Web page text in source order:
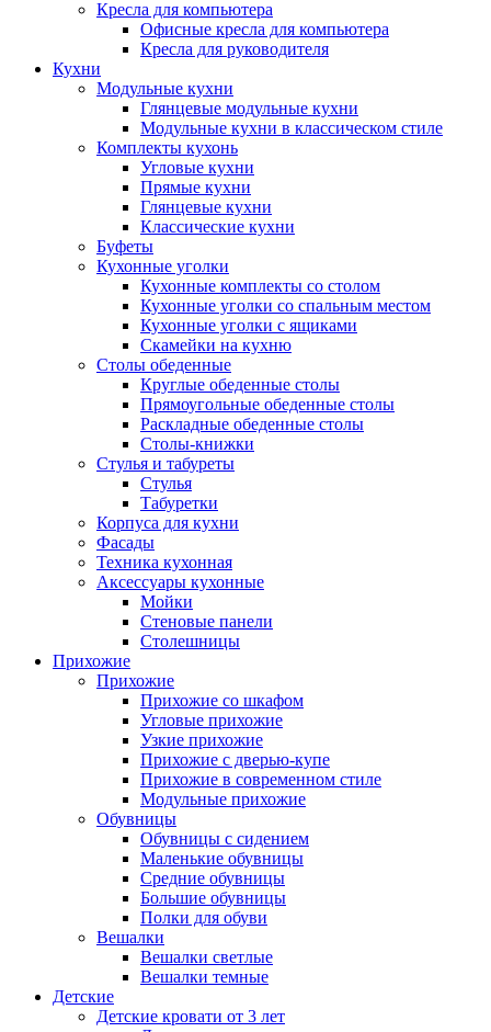
Кресла для компьютера
Офисные кресла для компьютера
Кресла для руководителя
Кухни
Модульные кухни
Глянцевые модульные кухни
Модульные кухни в классическом стиле
Комплекты кухонь
Угловые кухни
Прямые кухни
Глянцевые кухни
Классические кухни
Буфеты
Кухонные уголки
Кухонные комплекты со столом
Кухонные уголки со спальным местом
Кухонные уголки с ящиками
Скамейки на кухню
Столы обеденные
Круглые обеденные столы
Прямоугольные обеденные столы
Раскладные обеденные столы
Столы-книжки
Стулья и табуреты
Стулья
Табуретки
Корпуса для кухни
Фасады
Техника кухонная
Аксессуары кухонные
Мойки
Стеновые панели
Столешницы
Прихожие
Прихожие
Прихожие со шкафом
Угловые прихожие
Узкие прихожие
Прихожие с дверью-купе
Прихожие в современном стиле
Модульные прихожие
Обувницы
Обувницы с сидением
Маленькие обувницы
Средние обувницы
Большие обувницы
Полки для обуви
Вешалки
Вешалки светлые
Вешалки темные
Детские
Детские кровати от 3 лет